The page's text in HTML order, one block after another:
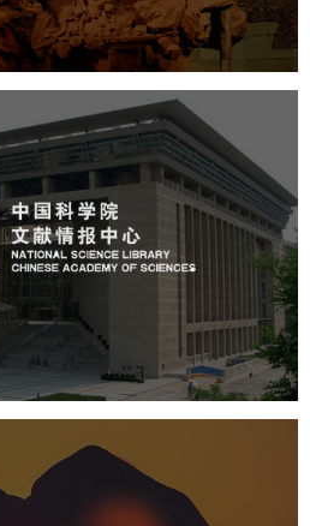
京展厅设计 产品展厅设计
文献情报中心
厅空间设计